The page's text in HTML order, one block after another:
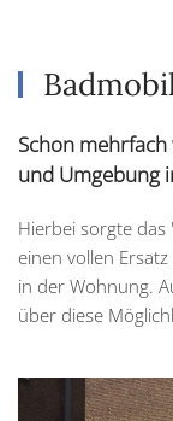
Schon
und Umgebung
Hierbei sorgte
einen vollen
in der Wohnung.
über diese